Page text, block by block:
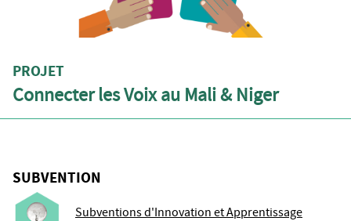
PROJET
Connecter les Voix au Mali & Niger
SUBVENTION
Subventions d'Innovation et Apprentissage